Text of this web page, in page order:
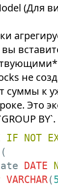
(Для
вы
не
суммы к
Это
BY`.
IF NOT
DATE
VARCHAR(